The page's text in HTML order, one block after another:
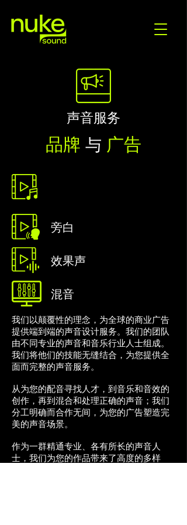
声音服务
品牌 与 广告
旁白
效果声
混音
我们以颠覆性的理念，为全球的商业广告
提供端到端的声音设计服务。我们的团队
由不同专业的声音和音乐行业人士组成。
我们将他们的技能无缝结合，为您提供全
面而完整的声音服务。
从为您的配音寻找人才，到音乐和音效的
创作，再到混合和处理正确的声音；我们
分工明确而合作无间，为您的广告塑造完
美的声音场景。
作为一群精通专业、各有所长的声音人
士，我们为您的作品带来了高度的多样